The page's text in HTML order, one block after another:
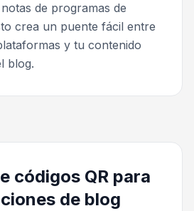
de programas de
crea un puente fácil entre
y tu contenido
blog.
códigos QR para
de blog